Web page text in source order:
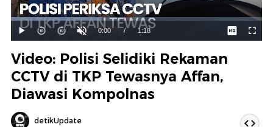
Mainkan
Suara
Hidup
Waktu
ini
0:00 / Durasi
1:18
Dimuat:
36.19%
Video: Polisi Selidiki Rekaman
CCTV di TKP Tewasnya Affan,
Diawasi Kompolnas
detikUpdate